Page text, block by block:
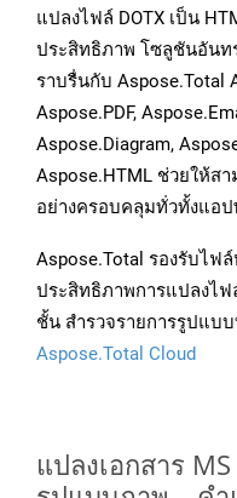
แปลงไฟล์ DOTX เป็น
ประสิทธิภาพ โซลูชันอันท
ราบรื่นกับ Aspose.Total
Aspose.PDF,
Aspose.Diagram,
Aspose.HTML ช่วยให้ส
อย่างครอบคลุมทั่วทั้งแอ
Aspose.Total รองรับไฟ
ประสิทธิภาพการแปลงไ
ชั้น สำรวจรายการรูปแ
Aspose.Total Cloud
แปลงเอกสาร